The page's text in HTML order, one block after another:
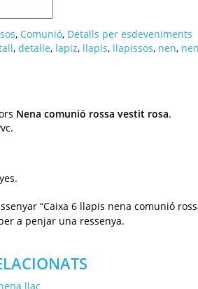
, Comunió, Detalls per esdeveniments
, detalle, lapiz, llapis, llapissos, nen,
Nena comunió rossa vestit rosa.
“Caixa 6 llapis nena comunió
a penjar una ressenya.